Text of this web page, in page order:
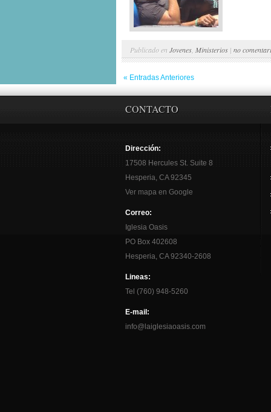
Publicado en Jovenes Ministerios | no
« Entradas Anteriores
CONTACTO
Dirección:
17508 Hercules St. Suite 8
Hesperia, CA 92345
Ver mapa en Google
Correo:
Iglesia Oasis
PO Box 402608
Hesperia, CA 92340-2608
Lineas:
Tel (760) 948-5260
E-mail:
info@laiglesiaoasis.com